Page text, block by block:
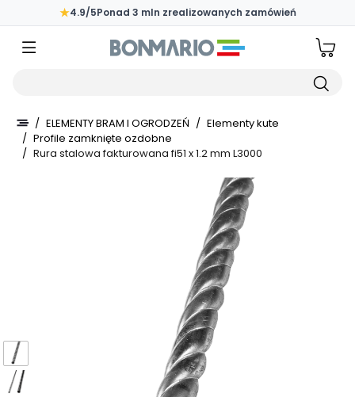
Przejdź do głównej zawartości strony
★4.9/5Ponad 3 mln zrealizowanych zamówień
/ ELEMENTY BRAM I OGRODZEŃ / Elementy kute
/ Profile zamknięte ozdobne
/ Rura stalowa fakturowana fi51 x 1.2 mm L3000